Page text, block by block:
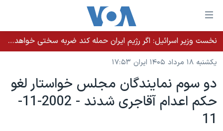
لینکهای
قابل
دسترسی
جهش
محتوای
اصلی
جهش
خانه
نسخه سبک وب‌سایت
موضوع ها
ایران
برنامه های تلویزیونی
جدول برنامه ها
نخست وزیر اسرائيل: اگر رژیم ایران حمله کند ضربه سختی خواهد خورد
یکشنبه ۱۸ مرداد ۱۴۰۵ ایران ۱۷:۵۳
دو سوم نمايندگان مجلس خواستار لغو
حکم اعدام آقاجری شدند - 2002-11-
11